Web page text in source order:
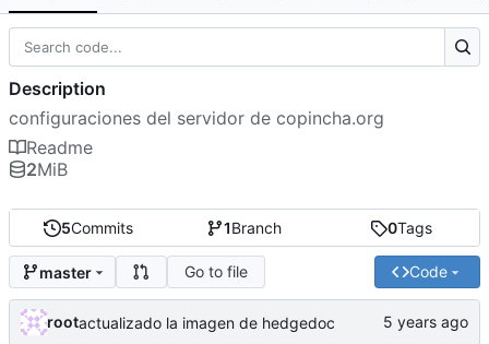
5Commits 1Branch 0Tags
master Go to file Code
rootactualizado la imagen de hedgedoc
Description
configuraciones del servidor de copincha.org
Readme
2MiB